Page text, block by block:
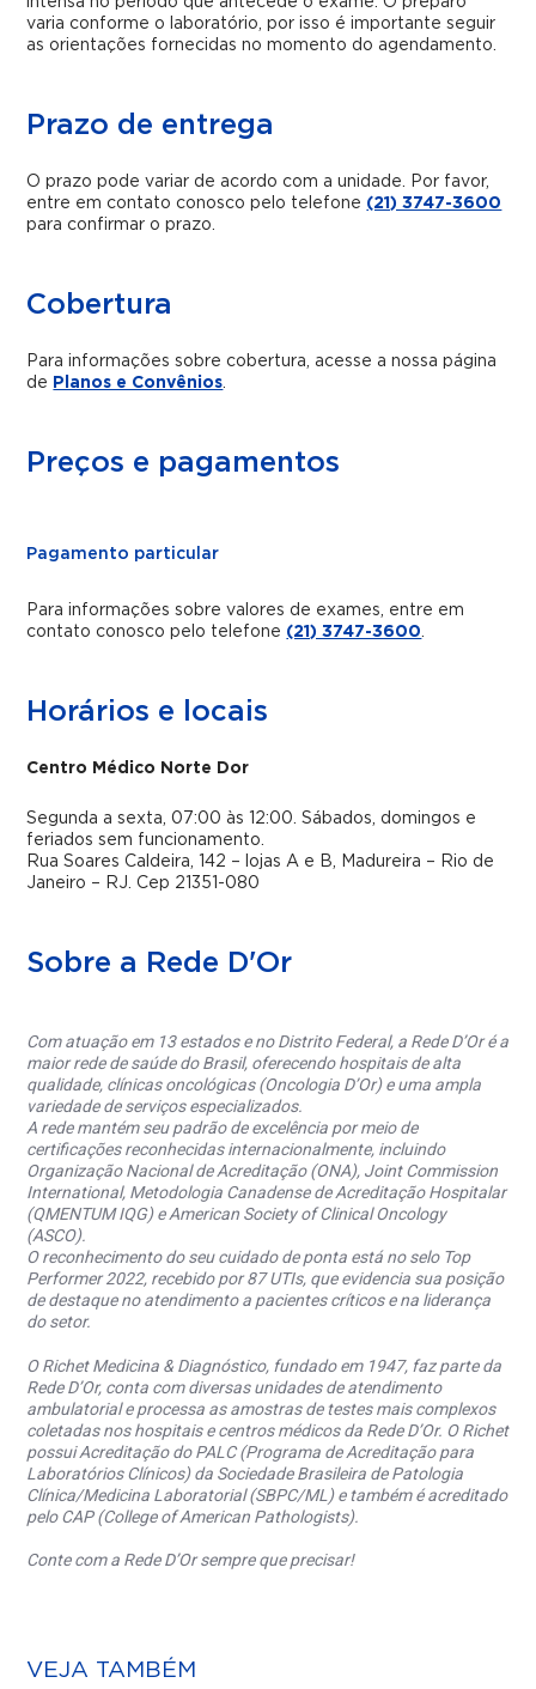
varia conforme o laboratório, por isso é importante seguir
as orientações fornecidas no momento do agendamento.
Prazo de entrega
O prazo pode variar de acordo com a unidade. Por favor,
entre em contato conosco pelo telefone (21) 3747-3600
para confirmar o prazo.
Cobertura
Para informações sobre cobertura, acesse a nossa página
de Planos e Convênios.
Preços e pagamentos
Pagamento particular
Para informações sobre valores de exames, entre em
contato conosco pelo telefone (21) 3747-3600.
Horários e locais
Centro Médico Norte Dor
Segunda a sexta, 07:00 às 12:00. Sábados, domingos e
feriados sem funcionamento.
Rua Soares Caldeira, 142 – lojas A e B, Madureira – Rio de
Janeiro – RJ. Cep 21351-080
Sobre a Rede D'Or
Com atuação em 13 estados e no Distrito Federal, a Rede D’Or é a
maior rede de saúde do Brasil, oferecendo hospitais de alta
qualidade, clínicas oncológicas (Oncologia D’Or) e uma ampla
variedade de serviços especializados.
A rede mantém seu padrão de excelência por meio de
certificações reconhecidas internacionalmente, incluindo
Organização Nacional de Acreditação (ONA), Joint Commission
International, Metodologia Canadense de Acreditação Hospitalar
(QMENTUM IQG) e American Society of Clinical Oncology
(ASCO).
O reconhecimento do seu cuidado de ponta está no selo Top
Performer 2022, recebido por 87 UTIs, que evidencia sua posição
de destaque no atendimento a pacientes críticos e na liderança
do setor.
O Richet Medicina & Diagnóstico, fundado em 1947, faz parte da
Rede D’Or, conta com diversas unidades de atendimento
ambulatorial e processa as amostras de testes mais complexos
coletadas nos hospitais e centros médicos da Rede D’Or. O Richet
possui Acreditação do PALC (Programa de Acreditação para
Laboratórios Clínicos) da Sociedade Brasileira de Patologia
Clínica/Medicina Laboratorial (SBPC/ML) e também é acreditado
pelo CAP (College of American Pathologists).
Conte com a Rede D’Or sempre que precisar!
VEJA TAMBÉM